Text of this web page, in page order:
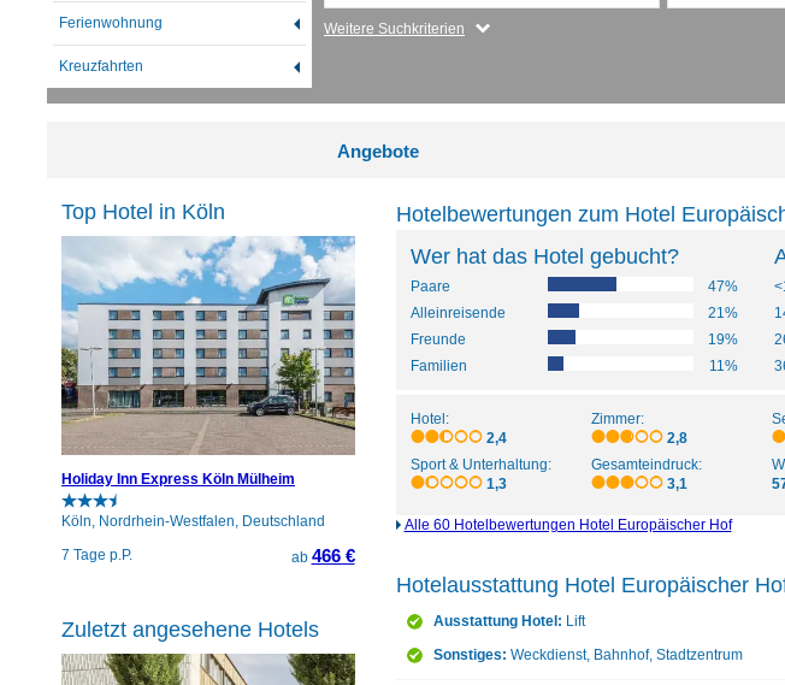
Ferienwohnung
Kreuzfahrten
Weitere Suchkriterien
Angebote
Hotelbewertungen zum Hotel
Wer hat das Hotel gebucht?
Paare
47%
Alleinreisende
21%
Freunde
19%
Familien
11%
Hotel:
2,4
Zimmer:
2,8
Sport & Unterhaltung:
1,3
Gesamteindruck:
3,1
Alle 60 Hotelbewertungen Hotel Europäischer Hof
Hotelausstattung Hotel Europäischer
Ausstattung Hotel: Lift
Sonstiges: Weckdienst, Bahnhof, Stadtzentrum
Top Hotel in Köln
Holiday Inn Express Köln Mülheim
Köln, Nordrhein-Westfalen, Deutschland
7 Tage p.P.
ab 466 €
Zuletzt angesehene Hotels